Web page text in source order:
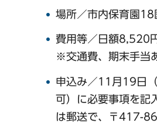
場所／市内保育園18
費用等／日額8,520
※交通費、期末手当
申込み／11月19日
可）に必要事項を記
は郵送で、〒417-